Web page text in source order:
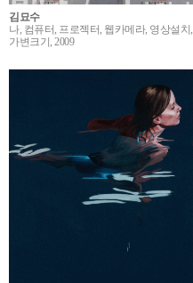
김묘수
나, 컴퓨터, 프로젝터, 웹카메라, 영상설치,
가변크기, 2009